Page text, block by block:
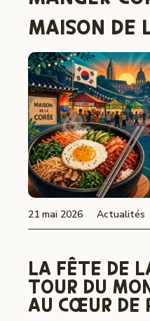
MAISON DE
21 mai 2026 Actualités
LA FÊTE DE
TOUR DU
AU CŒUR DE